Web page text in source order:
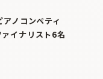
ノコンペティ
イナリスト6名